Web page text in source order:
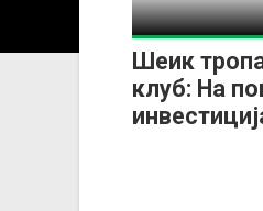
Шеик
клуб: На
За секоја форма